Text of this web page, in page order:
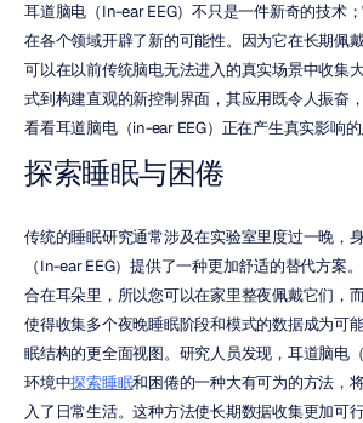
耳道脑电（In-ear EEG）不只是一件新奇的技术
在各个领域开辟了新的可能性。因为它在长期佩
可以在以前传统脑电无法进入的真实场景中收集
式到构建直观的新控制界面，其应用既令人振奋
看看耳道脑电（in-ear EEG）正在产生真实影响的
探索睡眠与困倦
传统的睡眠研究通常涉及在实验室里度过一晚，
（In-ear EEG）提供了一种更加舒适的替代方案
合在耳朵里，所以您可以在家里整夜佩戴它们，
使得收集多个夜晚睡眠阶段和模式的数据成为可
眠结构的更全面视图。研究人员发现，耳道脑电
环境中探索睡眠和困倦的一种大有可为的方法，
入了日常生活。这种方法使长期数据收集更加可